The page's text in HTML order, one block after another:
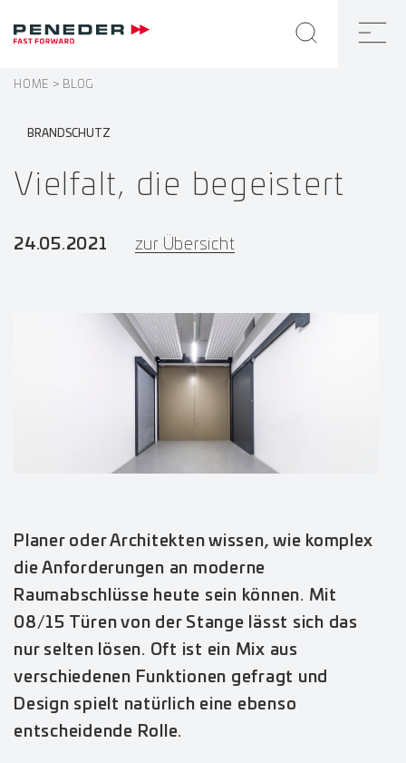
HOME BLOG
BRANDSCHUTZ
Vielfalt, die begeistert
24.05.2021 zur Übersicht
Planer oder Architekten wissen, wie komplex
die Anforderungen an moderne
Raumabschlüsse heute sein können. Mit
08/15 Türen von der Stange lässt sich das
nur selten lösen. Oft ist ein Mix aus
verschiedenen Funktionen gefragt und
Design spielt natürlich eine ebenso
entscheidende Rolle.